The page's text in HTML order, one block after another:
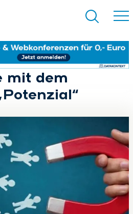
Suchen
mit dem